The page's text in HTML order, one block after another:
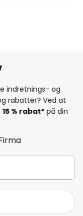
indretnings- og
rabatter? Ved at
15 % rabat* på din